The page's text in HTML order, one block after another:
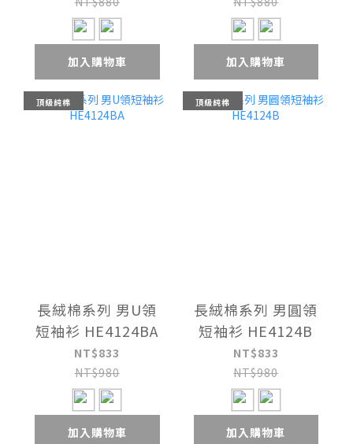
加入購物車 加入購物車
頂級純棉
長絨棉系列 男U領
短袖衫 HE4124BA
NT$833
NT$980
加入購物車
頂級純棉
長絨棉系列 男圓領
短袖衫 HE4124B
NT$833
NT$980
加入購物車